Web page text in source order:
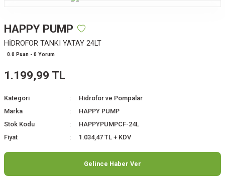
HAPPY PUMP
HİDROFOR TANKI YATAY 24LT
0.0 Puan - 0 Yorum
1.199,99 TL
Kategori
Hidrofor ve Pompalar
Marka
HAPPY PUMP
Stok Kodu
HAPPYPUMPCF-24L
Fiyat
1.034,47 TL + KDV
Gelince Haber Ver